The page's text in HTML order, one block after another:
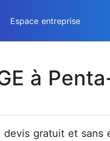
Espace entreprise
à
devis gratuit et sans